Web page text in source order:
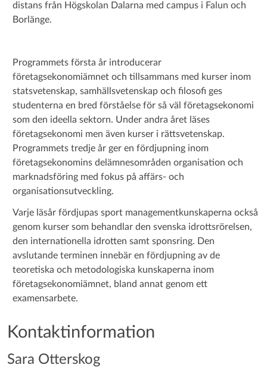
distans från Högskolan Dalarna med campus i Falun och
Borlänge.
Programmets första år introducerar
företagsekonomiämnet och tillsammans med kurser inom
statsvetenskap, samhällsvetenskap och filosofi ges
studenterna en bred förståelse för så väl företagsekonomi
som den ideella sektorn. Under andra året läses
företagsekonomi men även kurser i rättsvetenskap.
Programmets tredje år ger en fördjupning inom
företagsekonomins delämnesområden organisation och
marknadsföring med fokus på affärs- och
organisationsutveckling.
Varje läsår fördjupas sport managementkunskaperna också
genom kurser som behandlar den svenska idrottsrörelsen,
den internationella idrotten samt sponsring. Den
avslutande terminen innebär en fördjupning av de
teoretiska och metodologiska kunskaperna inom
företagsekonomiämnet, bland annat genom ett
examensarbete.
Kontaktinformation
Sara Otterskog